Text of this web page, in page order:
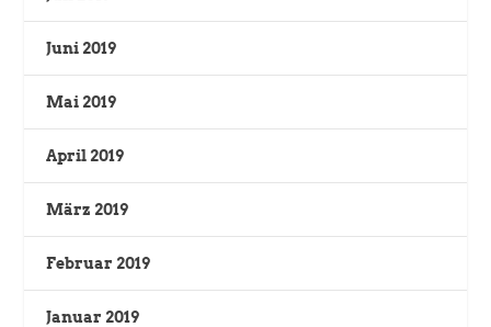
Juni 2019
Mai 2019
April 2019
März 2019
Februar 2019
Januar 2019